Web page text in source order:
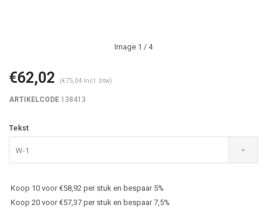
Image 1 / 4
€62,02 (€75,04 Incl. btw)
ARTIKELCODE 138413
Tekst
W-1
Koop 10 voor €58,92 per stuk en bespaar 5%
Koop 20 voor €57,37 per stuk en bespaar 7,5%